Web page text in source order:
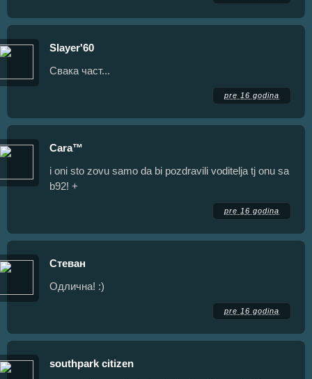
Slayer'60
Свака част...
pre 16 godina
Cara™
i oni sto zovu samo da bi pozdravili voditelja tj onu sa
b92! +
pre 16 godina
Стеван
Одлична! :)
pre 16 godina
southpark citizen